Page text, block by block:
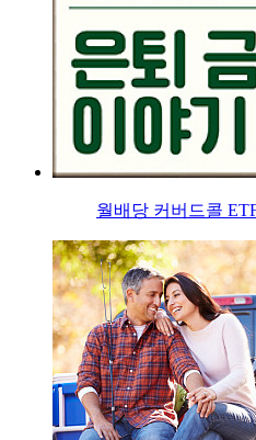
월배당 커버드콜